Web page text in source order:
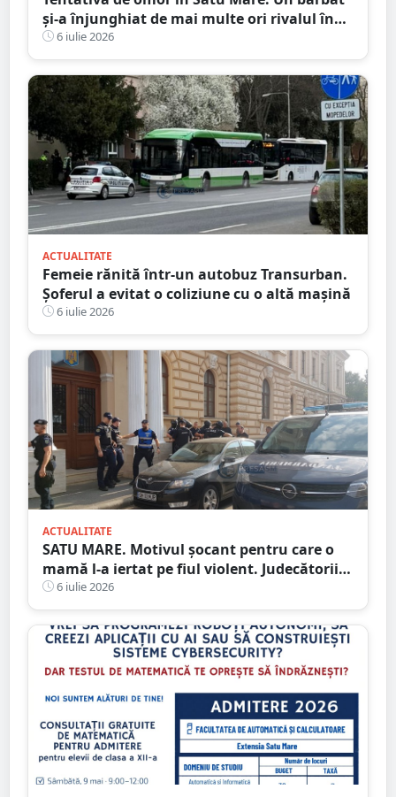
și-a înjunghiat de mai multe ori rivalul în
urma unei crize de gelozie
6 iulie 2026
ACTUALITATE
Femeie rănită într-un autobuz Transurban.
Șoferul a evitat o coliziune cu o altă mașină
6 iulie 2026
ACTUALITATE
SATU MARE. Motivul șocant pentru care o
mamă l-a iertat pe fiul violent. Judecătorii s-
au opus
6 iulie 2026